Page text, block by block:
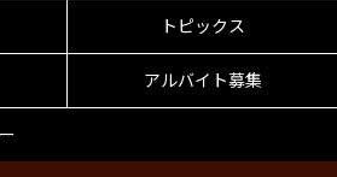
トピックス
アルバイト募集